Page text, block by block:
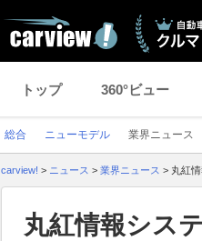
トップ 360°ビュー
総合 ニューモデル 業界ニュース
carview! > ニュース > 業界ニュース > 丸紅
丸紅情報シス